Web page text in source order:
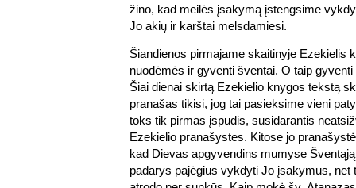
žino, kad meilės įsakymą įstengsime
Jo akių ir karštai melsdamiesi.
Šiandienos pirmajame skaitinyje Ezekielis
nuodėmės ir gyventi šventai. O taip
Šiai dienai skirtą Ezekielio knygos tekstą
pranašas tikisi, jog tai pasieksime vieni
toks tik pirmas įspūdis, susidarantis
Ezekielio pranašystes. Kitose jo
kad Dievas apgyvendins mumyse
padarys pajėgius vykdyti Jo įsakymus, net